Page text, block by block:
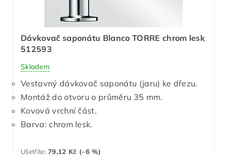
Dávkovač saponátu Blanco TORRE chrom lesk
512593
Skladem
Vestavný dávkovač saponátu (jaru) ke dřezu.
Montáž do otvoru o průměru 35 mm.
Kovová vrchní část.
Barva: chrom lesk.
Ušetříte:79,12 Kč (–6 %)